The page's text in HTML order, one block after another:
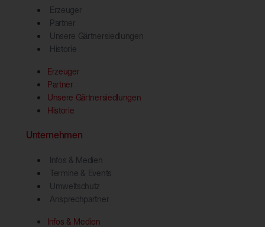
Erzeuger
Partner
Unsere Gärtnersiedlungen
Historie
Erzeuger
Partner
Unsere Gärtnersiedlungen
Historie
Unternehmen
Infos & Medien
Termine & Events
Umweltschutz
Ansprechpartner
Infos & Medien